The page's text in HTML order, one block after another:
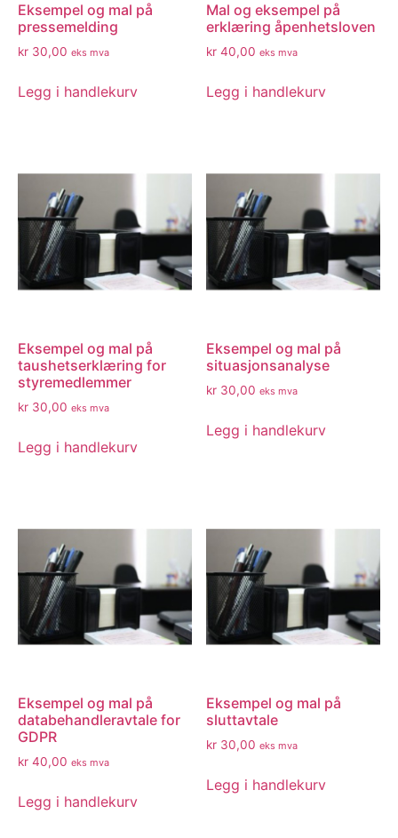
Eksempel og mal på
pressemelding
kr 30,00 eks mva
Legg i handlekurv
Mal og eksempel på
erklæring åpenhetsloven
kr 40,00 eks mva
Legg i handlekurv
Eksempel og mal på
taushetserklæring for
styremedlemmer
kr 30,00 eks mva
Legg i handlekurv
Eksempel og mal på
situasjonsanalyse
kr 30,00 eks mva
Legg i handlekurv
Eksempel og mal på
databehandleravtale for
GDPR
kr 40,00 eks mva
Legg i handlekurv
Eksempel og mal på
sluttavtale
kr 30,00 eks mva
Legg i handlekurv